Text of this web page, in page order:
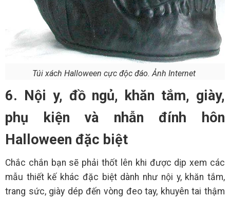
Túi xách Halloween cực độc đáo. Ảnh Internet
6. Nội y, đồ ngủ, khăn tắm, giày,
phụ kiện và nhẫn đính hôn
Halloween đặc biệt
Chắc chắn bạn sẽ phải thốt lên khi được dịp xem các
mẫu thiết kế khác đặc biệt dành như nội y, khăn tắm,
trang sức, giày dép đến vòng đeo tay, khuyên tai thậm